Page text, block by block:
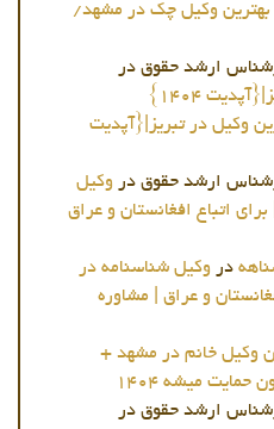
بهترین وکیل چک در مشهد/
ارشد حقوق در
1404}
وکیل در تبریز|{آپدیت
ارشد حقوق در وکیل
اتباع افغانستان و عراق
در وکیل شناسنامه در
و عراق | مشاوره
وکیل خانم در مشهد +
حمایت میشه 1404
ارشد حقوق در